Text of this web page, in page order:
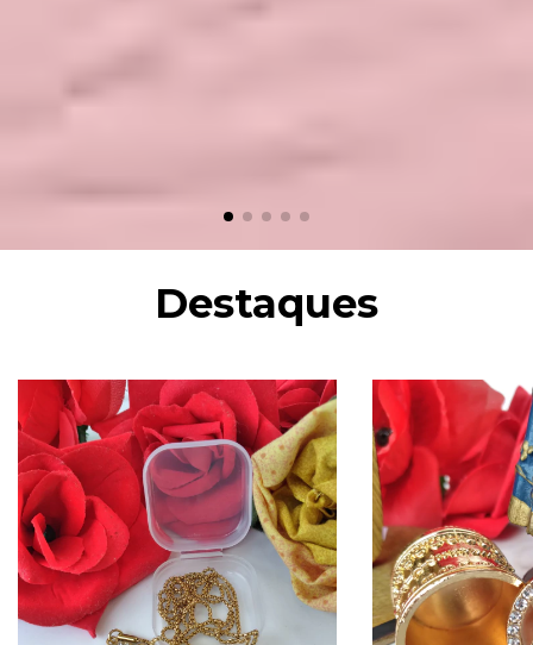
Destaques